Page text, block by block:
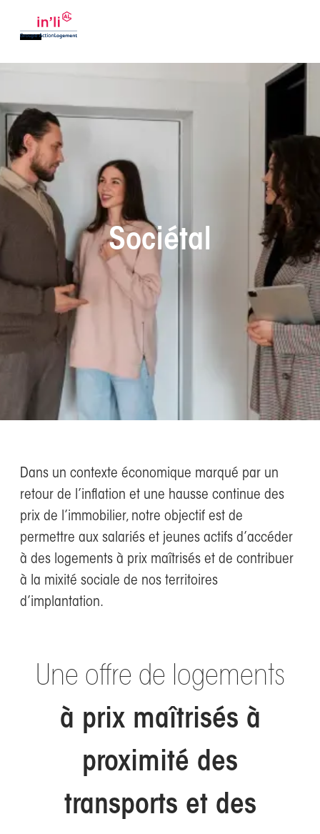
Sociétal
Dans un contexte économique marqué par un
retour de l’inflation et une hausse continue des
prix de l’immobilier, notre objectif est de
permettre aux salariés et jeunes actifs d’accéder
à des logements à prix maîtrisés et de contribuer
à la mixité sociale de nos territoires
d’implantation.
Une offre de logements
à prix maîtrisés à
proximité des
transports et des